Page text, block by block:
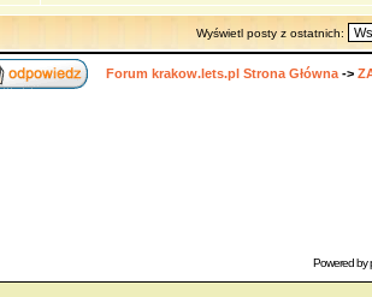
Wyświetl posty z ostatnich:
Forum krakow.lets.pl Strona Główna ->
Powered by